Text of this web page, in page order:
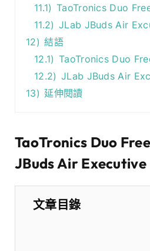
11.1) TaoTronics Duo
11.2) JLab JBuds Air
12) 結語
12.1) TaoTronics Duo
12.2) JLab JBuds Air
13) 延伸閱讀
TaoTronics Duo
JBuds Air Executive
文章目錄